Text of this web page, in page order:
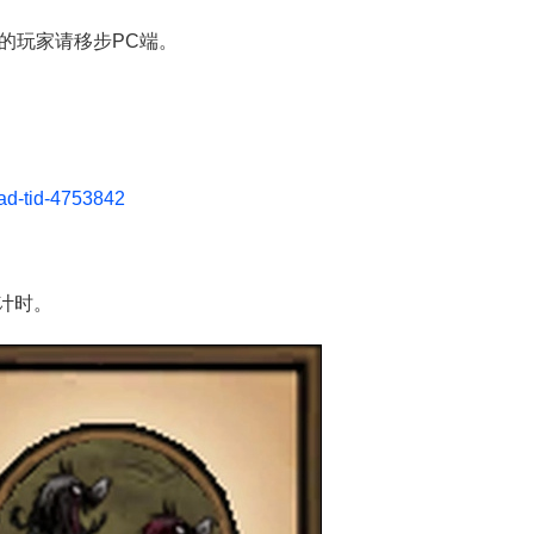
玩家请移步PC端。
tid-4753842
时。